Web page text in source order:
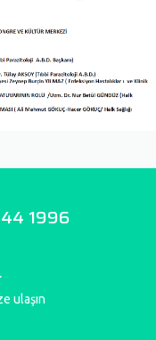
1996
ulaşın